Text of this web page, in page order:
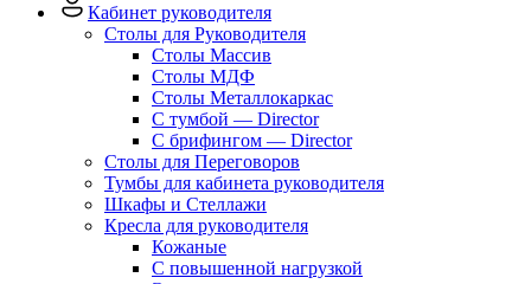
Кабинет руководителя
Столы для Руководителя
Столы Массив
Столы МДФ
Столы Металлокаркас
С тумбой — Director
C брифингом — Director
Столы для Переговоров
Тумбы для кабинета руководителя
Шкафы и Стеллажи
Кресла для руководителя
Кожаные
С повышенной нагрузкой